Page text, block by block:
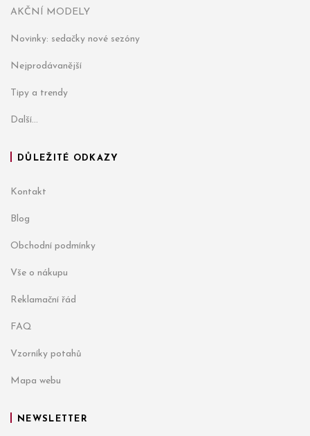
AKČNÍ MODELY
Novinky: sedačky nové sezóny
Nejprodávanější
Tipy a trendy
Další...
DŮLEŽITÉ ODKAZY
Kontakt
Blog
Obchodní podmínky
Vše o nákupu
Reklamační řád
FAQ
Vzorníky potahů
Mapa webu
NEWSLETTER